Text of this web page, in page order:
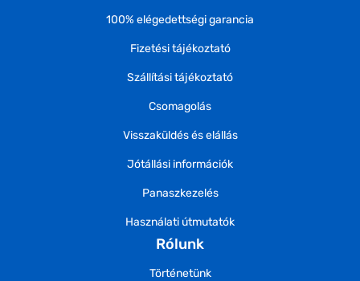
100% elégedettségi garancia
Fizetési tájékoztató
Szállítási tájékoztató
Csomagolás
Visszaküldés és elállás
Jótállási információk
Panaszkezelés
Használati útmutatók
Rólunk
Történetünk